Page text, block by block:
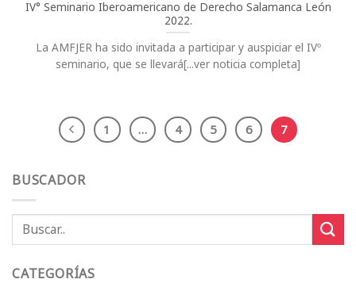
BUSCADOR
CATEGORÍAS
IV° Seminario Iberoamericano de Derecho Salamanca León
2022.
La AMFJER ha sido invitada a participar y auspiciar el IVº
seminario, que se llevará[...ver noticia completa]
1 … 4 5 6 7